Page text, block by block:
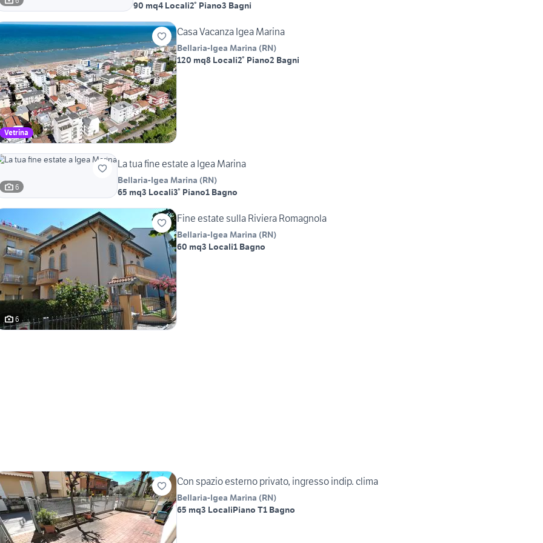
90 mq4 Locali2° Piano3 Bagni
Vetrina
Casa Vacanza Igea Marina
Bellaria-Igea Marina (RN)
120 mq8 Locali2° Piano2 Bagni
6
La tua fine estate a Igea Marina
Bellaria-Igea Marina (RN)
65 mq3 Locali3° Piano1 Bagno
6
Fine estate sulla Riviera Romagnola
Bellaria-Igea Marina (RN)
60 mq3 Locali1 Bagno
Con spazio esterno privato, ingresso indip. clima
Bellaria-Igea Marina (RN)
65 mq3 LocaliPiano T1 Bagno